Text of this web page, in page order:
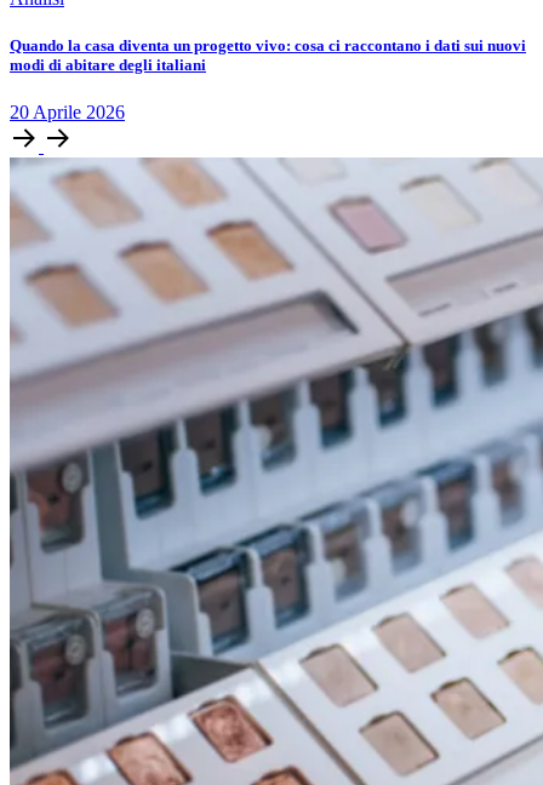
Quando la casa diventa un progetto vivo: cosa ci raccontano i dati sui nuovi
modi di abitare degli italiani
20 Aprile 2026